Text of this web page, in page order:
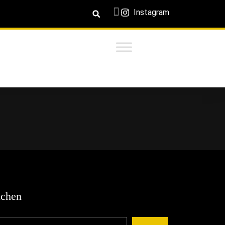
Instagram